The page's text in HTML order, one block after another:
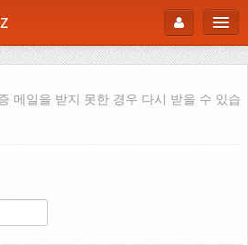
메일을 받지 못한 경우 다시 받을 수 있습